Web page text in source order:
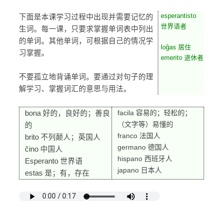
下面是本课学习过程中出现并需要记忆的
生词。每一课，只要求掌握单词表中列出
的单词。其他单词，可根据自己的情况学
习掌握。
不要孤立地背诵单词。要通过对句子的理
解学习、掌握词汇的意思与用法。
esperantisto
世界语者
loĝas 居住
emerito 退休者
bona 好的，良好的；善良
的
brito 不列颠人；英国人
ĉino 中国人
Esperanto 世界语
estas 是；有，存在
facila 容易的；轻松的；
（文字等）易懂的
franco 法国人
germano 德国人
hispano 西班牙人
japano 日本人